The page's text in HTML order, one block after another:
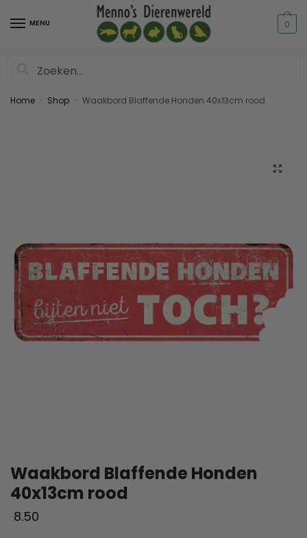
MENU 0
Home Shop Waakbord Blaffende Honden 40x13cm rood
Waakbord Blaffende Honden
40x13cm rood
8.50